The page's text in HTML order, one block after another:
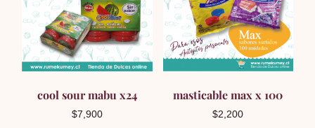
cool sour mabu x24
$7,900
masticable max x 100
$2,200